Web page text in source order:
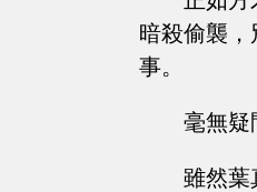
暗殺偷襲
事。
毫無疑
雖然葉